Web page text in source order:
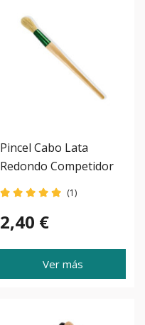
Pincel Cabo Lata
Redondo Competidor
(1)
2,40 €
Ver más